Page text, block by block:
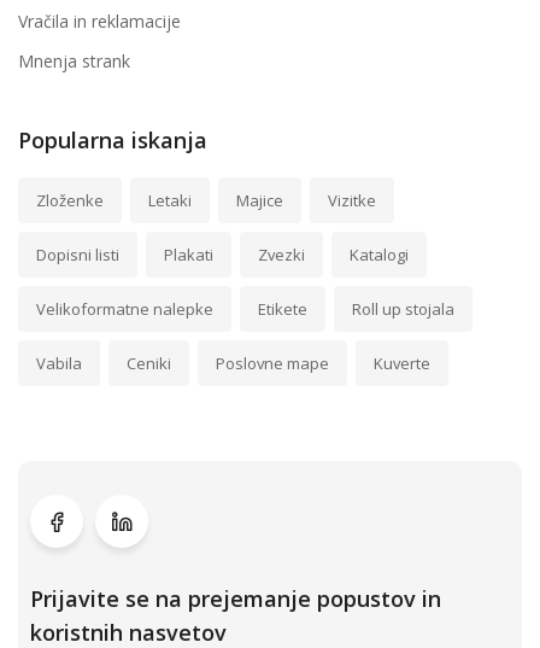
Vračila in reklamacije
Mnenja strank
Popularna iskanja
Zloženke Letaki Majice Vizitke
Dopisni listi Plakati Zvezki Katalogi
Velikoformatne nalepke Etikete Roll up stojala
Vabila Ceniki Poslovne mape Kuverte
Prijavite se na prejemanje popustov in
koristnih nasvetov